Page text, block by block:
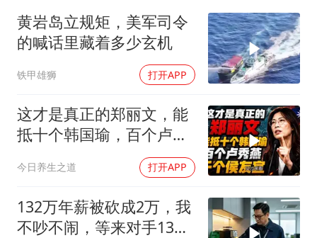
东方之约 相约未来
黄岩岛立规矩，美军司令
的喊话里藏着多少玄机
铁甲雄狮 打开APP
这才是真正的郑丽文，能
抵十个韩国瑜，百个卢秀
今日养生之道 打开APP
132万年薪被砍成2万，我
不吵不闹，等来对手13倍